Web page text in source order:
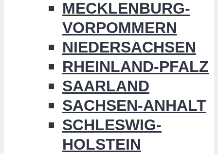
MECKLENBURG-
VORPOMMERN
NIEDERSACHSEN
RHEINLAND-PFALZ
SAARLAND
SACHSEN-ANHALT
SCHLESWIG-
HOLSTEIN